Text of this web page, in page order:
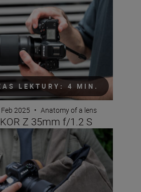
LEKTURY: 4 MIN.
2025 • Anatomy of a lens
Z 35mm f/1.2 S
Z 50mm f/1.4